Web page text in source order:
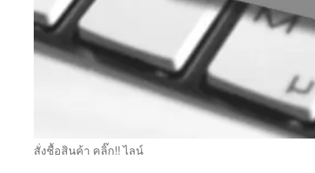
สั่งชื้อสินค้า คลิ๊ก!! ไลน์